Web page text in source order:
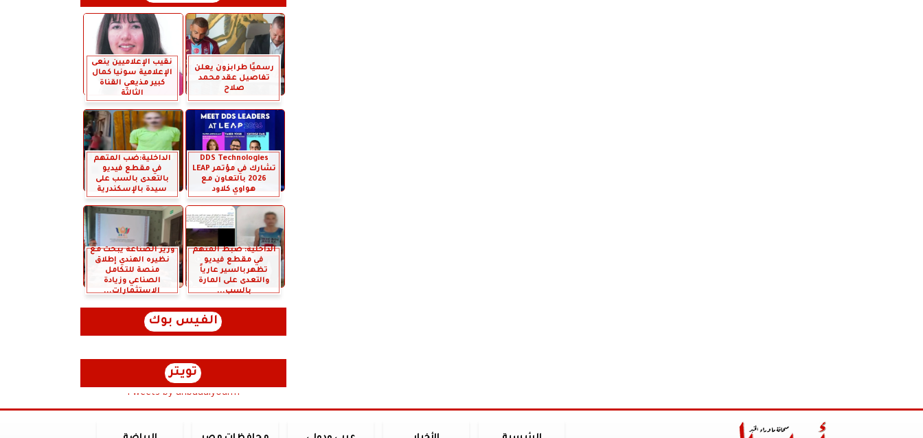
رسميًا طرابزون يعلن
تفاصيل عقد محمد
صلاح
نقيب الإعلاميين ينعى
الإعلامية سونيا كمال
كبير مذيعي القناة
الثالثة
DDS Technologies
تشارك في مؤتمر LEAP
2026 بالتعاون مع
هواوي كلاود
الداخلية:ضب المتهم
في مقطع فيديو
بالتعدى بالسب على
سيدة بالإسكندرية
الداخلية: ضبط المتهم
في مقطع فيديو
تظهربالسير عارياً
والتعدى على المارة
بالسب...
وزير الصناعة يبحث مع
نظيره الهندي إطلاق
منصة للتكامل
الصناعي وزيادة
الاستثمارات...
الفيس بوك
تويتر
Tweets by anbaaalyoum1